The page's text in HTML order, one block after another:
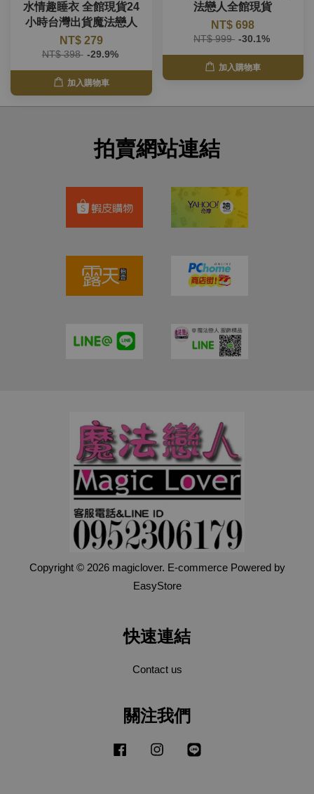
水情趣睡衣 全館現貨24
小時台灣出貨魔法戀人
NT$ 279
NT$ 398 -29.9%
加入購物車
法戀人全館現貨
NT$ 698
NT$ 999 -30.1%
加入購物車
拍賣網站連結
Copyright © 2026 magiclover. E-commerce Powered by
EasyStore
快速連結
Contact us
關注我們
Facebook Instagram